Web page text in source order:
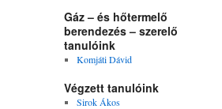
Gáz – és hőtermelő
berendezés – szerelő
tanulóink
Komjáti Dávid
Végzett tanulóink
Sirok Ákos